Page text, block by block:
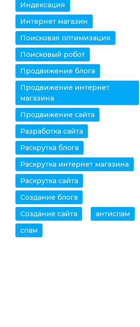
Индексация
Интернет магазин
Поисковая оптимизация
Поисковый робот
Продвижение блога
Продвижение интернет
магазина
Продвижение сайта
Разработка сайта
Раскрутка блога
Раскрутка интернет магазина
Раскрутка сайта
Создание блога
Создание сайта
антиспам
спам